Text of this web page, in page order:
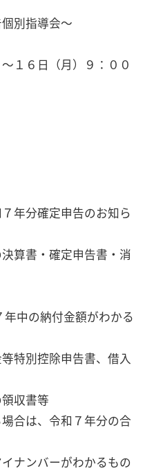
別指導会～
１６日（月）９：００
年分確定申告のお知ら
算書・確定申告書・消
中の納付金額がわかる
特別控除申告書、借入
収書等
合は、令和７年分の合
ナンバーがわかるもの